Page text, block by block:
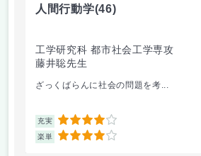
人間行動学(46)
工学研究科 都市社会工学専攻
藤井聡先生
ざっくばらんに社会の問題を考...
充実 4
楽単 4